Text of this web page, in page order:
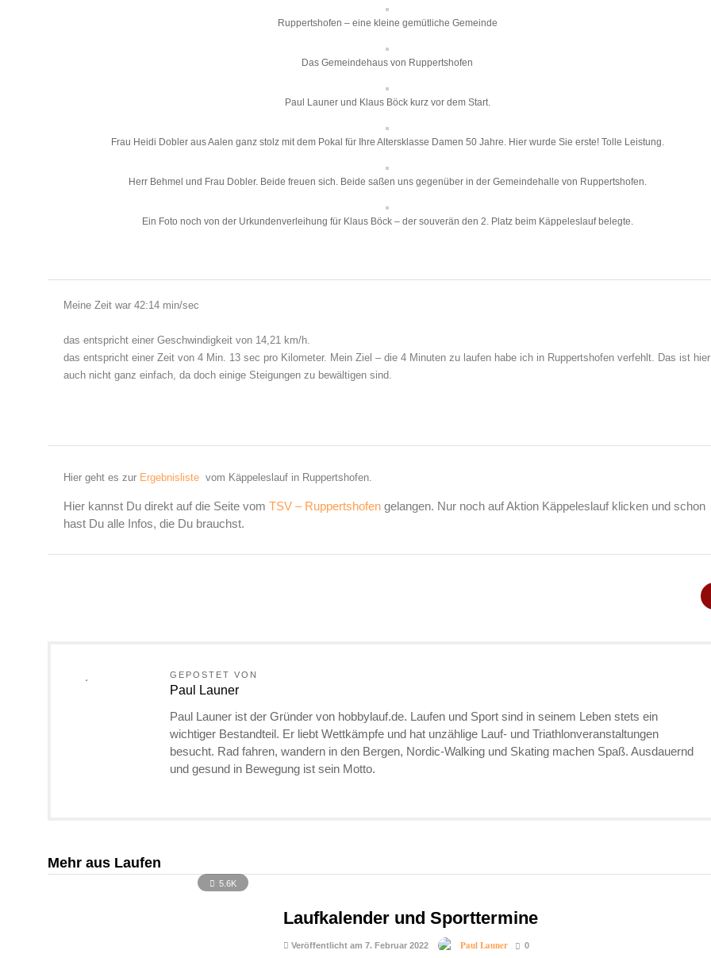
Ruppertshofen – eine kleine gemütliche Gemeinde
Das Gemeindehaus von Ruppertshofen
Paul Launer und Klaus Böck kurz vor dem Start.
Frau Heidi Dobler aus Aalen ganz stolz mit dem Pokal für Ihre Altersklasse Damen 50 Jahre. Hier wurde Sie erste! Tolle Leistung.
Herr Behmel und Frau Dobler. Beide freuen sich. Beide saßen uns gegenüber in der Gemeindehalle von Ruppertshofen.
Ein Foto noch von der Urkundenverleihung für Klaus Böck – der souverän den 2. Platz beim Käppeleslauf belegte.
Meine Zeit war 42:14 min/sec
das entspricht einer Geschwindigkeit von 14,21 km/h.
das entspricht einer Zeit von 4 Min. 13 sec pro Kilometer. Mein Ziel – die 4 Minuten zu laufen habe ich in Ruppertshofen verfehlt. Das ist hier
auch nicht ganz einfach, da doch einige Steigungen zu bewältigen sind.
Hier geht es zur Ergebnisliste vom Käppeleslauf in Ruppertshofen.
Hier kannst Du direkt auf die Seite vom TSV – Ruppertshofen gelangen. Nur noch auf Aktion Käppeleslauf klicken und schon
hast Du alle Infos, die Du brauchst.
GEPOSTET VON
Paul Launer
Paul Launer ist der Gründer von hobbylauf.de. Laufen und Sport sind in seinem Leben stets ein
wichtiger Bestandteil. Er liebt Wettkämpfe und hat unzählige Lauf- und Triathlonveranstaltungen
besucht. Rad fahren, wandern in den Bergen, Nordic-Walking und Skating machen Spaß. Ausdauernd
und gesund in Bewegung ist sein Motto.
Mehr aus Laufen
5.6K
Laufkalender und Sporttermine
Veröffentlicht am 7. Februar 2022 Paul Launer 0